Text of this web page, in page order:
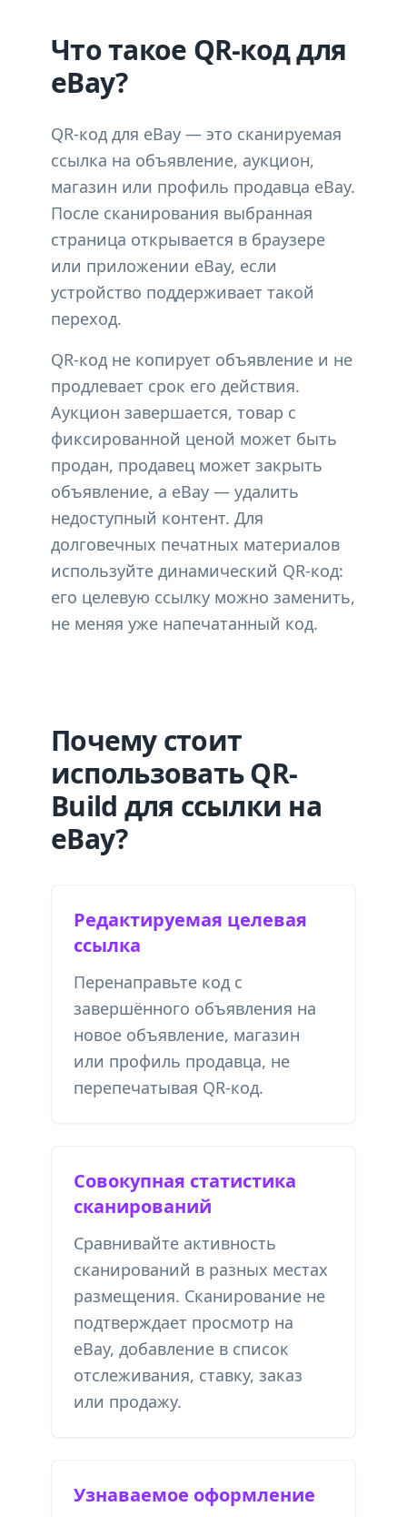
Что такое QR-код для
eBay?
QR-код для eBay — это сканируемая
ссылка на объявление, аукцион,
магазин или профиль продавца eBay.
После сканирования выбранная
страница открывается в браузере
или приложении eBay, если
устройство поддерживает такой
переход.
QR-код не копирует объявление и не
продлевает срок его действия.
Аукцион завершается, товар с
фиксированной ценой может быть
продан, продавец может закрыть
объявление, а eBay — удалить
недоступный контент. Для
долговечных печатных материалов
используйте динамический QR-код:
его целевую ссылку можно заменить,
не меняя уже напечатанный код.
Почему стоит
использовать QR-
Build для ссылки на
eBay?
Редактируемая целевая
ссылка
Перенаправьте код с
завершённого объявления на
новое объявление, магазин
или профиль продавца, не
перепечатывая QR-код.
Совокупная статистика
сканирований
Сравнивайте активность
сканирований в разных местах
размещения. Сканирование не
подтверждает просмотр на
eBay, добавление в список
отслеживания, ставку, заказ
или продажу.
Узнаваемое оформление